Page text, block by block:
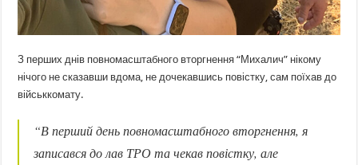
З перших днів повномасштабного вторгнення “Михалич” нікому
нічого не сказавши вдома, не дочекавшись повістку, сам поїхав до
військкомату.
“В перший день повномасштабного вторгнення, я
записався до лав ТРО та чекав повістку, але